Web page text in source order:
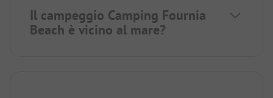
Il campeggio Camping Fournia
Beach è vicino al mare?